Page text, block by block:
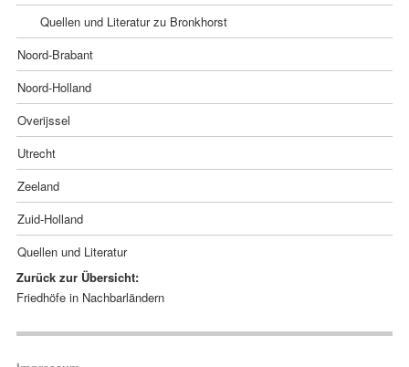
Quellen und Literatur zu Bronkhorst
Noord-Brabant
Noord-Holland
Overijssel
Utrecht
Zeeland
Zuid-Holland
Quellen und Literatur
Zurück zur Übersicht:
Navigation
Friedhöfe in Nachbarländern